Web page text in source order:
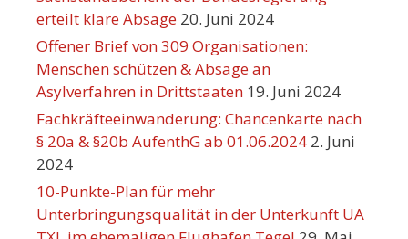
erteilt klare Absage 20. Juni 2024
Offener Brief von 309 Organisationen:
Menschen schützen & Absage an
Asylverfahren in Drittstaaten 19. Juni 2024
Fachkräfteeinwanderung: Chancenkarte nach
§ 20a & §20b AufenthG ab 01.06.2024 2. Juni
2024
10-Punkte-Plan für mehr
Unterbringungsqualität in der Unterkunft UA